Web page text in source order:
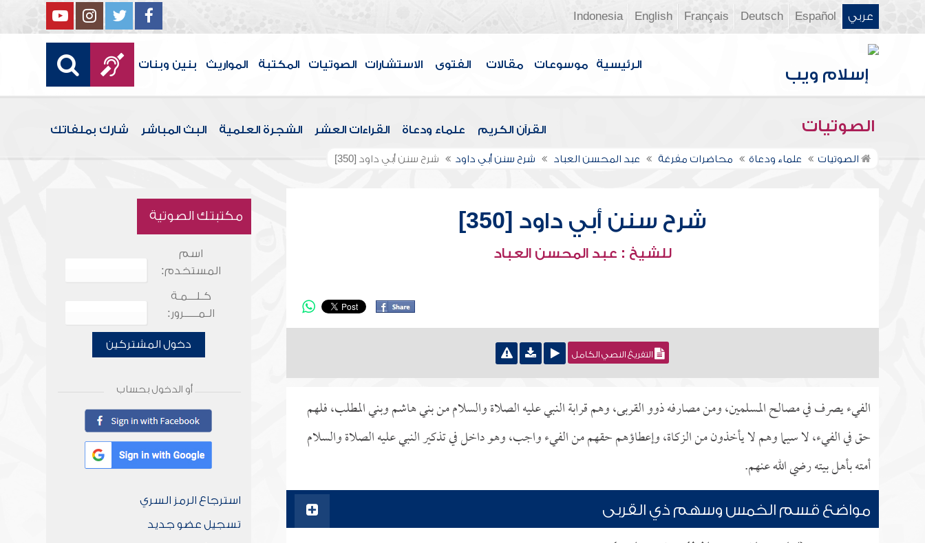
عربي Español
Deutsch
Français
English
Indonesia
الرئيسية موسوعات مقالات الفتوى الاستشارات الصوتيات المكتبة المواريث بنين وبنات
الصوتيات القرآن الكريم علماء ودعاة القراءات العشر الشجرة العلمية البث المباشر شارك بملفاتك
الصوتيات علماء ودعاة محاضرات مفرغة عبد المحسن العباد شرح سنن أبي داود شرح سنن أبي داود [350]
شرح سنن أبي داود [350]
للشيخ : عبد المحسن العباد
التفريغ النصي الكامل
الفيء يصرف في مصالح المسلمين، ومن مصارفه ذوو القربى، وهم قرابة النبي عليه الصلاة والسلام من بني هاشم وبني المطلب، فلهم
حق في الفيء، لا سيما وهم لا يأخذون من الزكاة، وإعطاؤهم حقهم من الفيء واجب، وهو داخل في تذكير النبي عليه الصلاة والسلام
أمته بأهل بيته رضي الله عنهم.
مواضع قسم الخمس وسهم ذي القربى
مكتبتك الصوتية
اسم
المستخدم:
كـلـــمـة
الـمـــــرور:
دخول المشتركين
أو الدخول بحساب
استرجاع الرمز السري
تسجيل عضو جديد